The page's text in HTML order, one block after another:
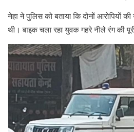
नेहा ने पुलिस को बताया कि दोनों आरोपियों
थी। बाइक चला रहा युवक गहरे नीले रंग की